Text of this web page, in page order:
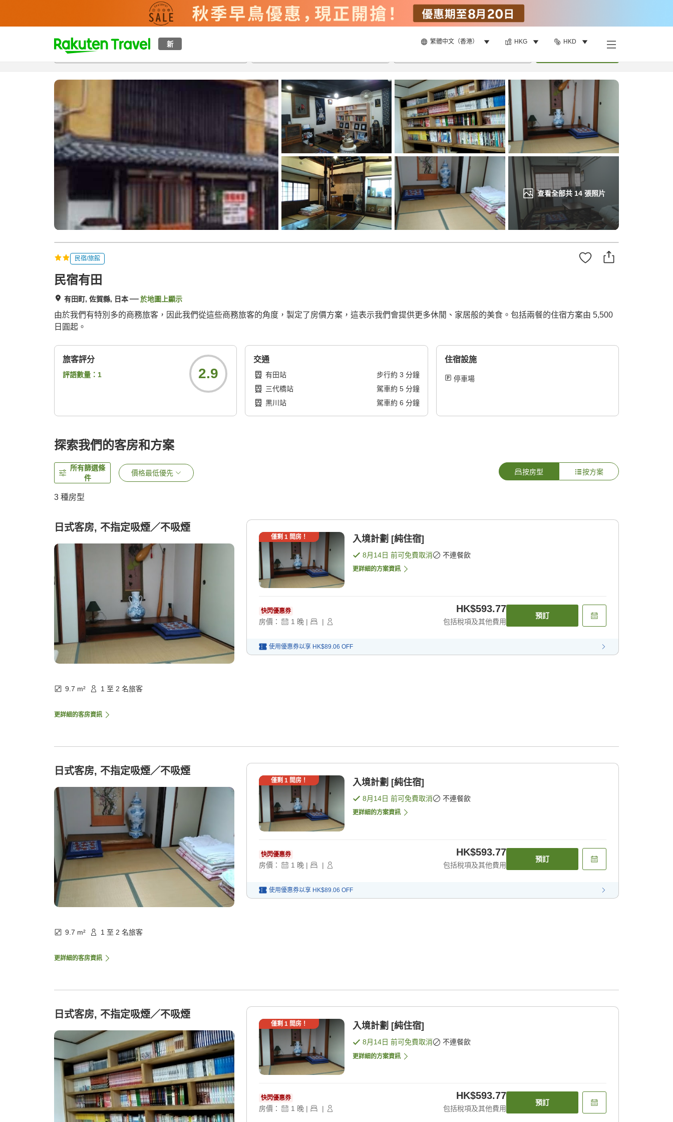
新 繁體中文（香港） HKG HKD
t
p
a
e
_
s
e
a
r
查看全部共 14張照片
概覽房間及住宿方案 評價設施
民宿/旅館
民宿有田
有田町, 佐賀縣, 日本 於地圖上顯示
由於我們有特別多的商務旅客，因此我們從這些商務旅客的角度，製定了房價方案，這表示我們會提供更多休閒、家居般的美食。包括兩餐的住宿方案由 5,500
日圓起。
旅客評分
評語數量： 1 2.9
交通
有田站 步行約 3 分鐘
三代橋站
駕車約 5分鐘
黒川站
駕車約 6 分鐘
住宿設施
停車場
探索我們的客房和方案
所有篩選條
件
價格最低優先 按房型 按方案
3 種房型
日式客房, 不指定吸煙／不吸煙
9.7 m² 1 至 2 名旅客
更詳細的客房資訊
僅剩 1間房！ 入境計劃 [純住宿]
8月14日 前可免費取消 不連餐飲
更詳細的方案資訊
快閃優惠券
房價： 1 晚 | |
HK$593.77
包括稅項及其他費用
預訂
使用優惠券以享 HK$89.06 OFF
日式客房, 不指定吸煙／不吸煙
9.7 m² 1 至 2 名旅客
更詳細的客房資訊
僅剩 1間房！ 入境計劃 [純住宿]
8月14日 前可免費取消 不連餐飲
更詳細的方案資訊
快閃優惠券
房價： 1 晚 | |
HK$593.77
包括稅項及其他費用
預訂
使用優惠券以享 HK$89.06 OFF
日式客房, 不指定吸煙／不吸煙
僅剩 1間房！ 入境計劃 [純住宿]
8月14日 前可免費取消 不連餐飲
更詳細的方案資訊
快閃優惠券
房價： 1 晚 | |
HK$593.77
包括稅項及其他費用
預訂